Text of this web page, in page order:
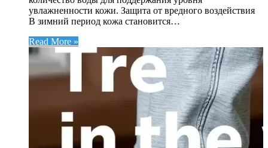
увлажненности кожи. Защита от вредного воздействия
В зимний период кожа становится…
Read More »